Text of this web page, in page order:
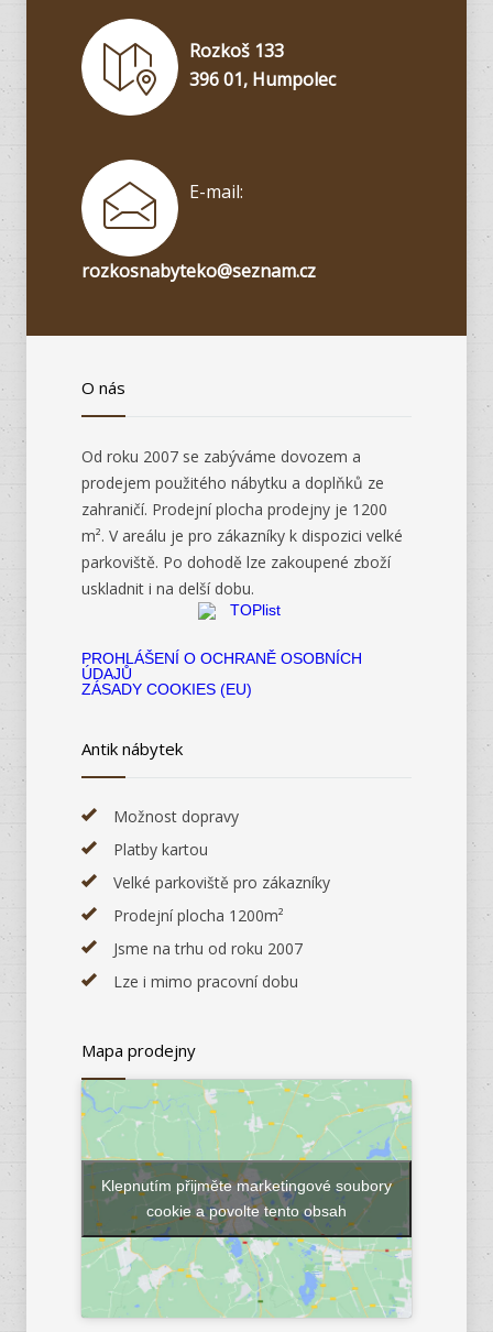
Rozkoš 133
396 01, Humpolec
E-mail:
rozkosnabyteko@seznam.cz
O nás
Od roku 2007 se zabýváme dovozem a
prodejem použitého nábytku a doplňků ze
zahraničí. Prodejní plocha prodejny je 1200
m². V areálu je pro zákazníky k dispozici velké
parkoviště. Po dohodě lze zakoupené zboží
uskladnit i na delší dobu.
PROHLÁŠENÍ O OCHRANĚ OSOBNÍCH
ÚDAJŮ
ZÁSADY COOKIES (EU)
Antik nábytek
Možnost dopravy
Platby kartou
Velké parkoviště pro zákazníky
Prodejní plocha 1200m²
Jsme na trhu od roku 2007
Lze i mimo pracovní dobu
Mapa prodejny
Klepnutím přijměte marketingové soubory
cookie a povolte tento obsah